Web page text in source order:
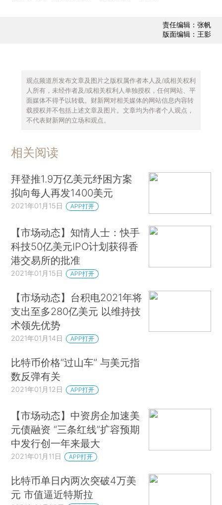
责任编辑：张帆
版面编辑：王影
观点频道所发布文章及图片之版权属作者本人及/或相关权利
人所有，未经作者及/或相关权利人单独授权，任何网站、平
面媒体不得予以转载。财新网对相关媒体的网站信息内容转
载授权并不包括上述文章及图片。文章均为作者个人观点，
不代表财新网的立场和观点。
相关阅读
拜登推1.9万亿美元纾困方案
拟向每人再发1400美元
2021年01月15日 APP打开
【市场动态】知情人士：快手
科技50亿美元IPO计划获得香
港交易所的批准
2021年01月15日 APP打开
【市场动态】台积电2021年将
支出至多280亿美元 以维持技
术领先优势
2021年01月14日 APP打开
比特币价格“过山车” 与美元指
数反弹有关
2021年01月12日 APP打开
【市场动态】中资房企加速美
元债融资 “三条红线”扩容预期
中发行创一年来最大
2021年01月11日 APP打开
比特币单日内两次突破4万美
元 市值逼近特斯拉